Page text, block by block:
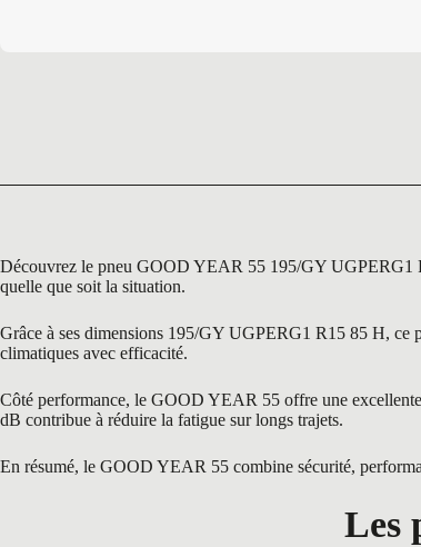
Découvrez le pneu GOOD YEAR 55 195/GY UGPERG1
quelle que soit la situation.
Grâce à ses dimensions 195/GY UGPERG1 R15 85 H, ce
climatiques avec efficacité.
Côté performance, le GOOD YEAR 55 offre une
dB contribue à réduire la fatigue sur longs trajets.
En résumé, le GOOD YEAR 55 combine sécurité,
Les